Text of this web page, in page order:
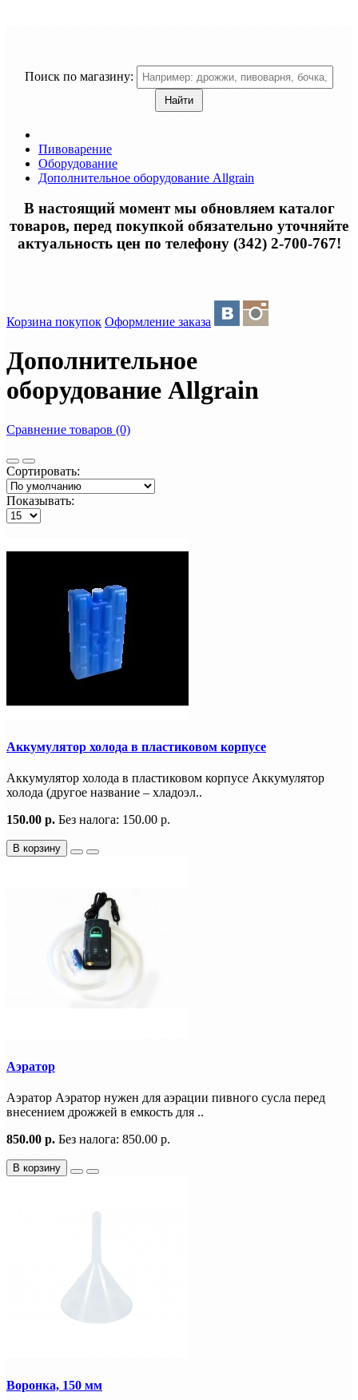
Поиск по магазину:
Пивоварение
Оборудование
Дополнительное оборудование Allgrain
В настоящий момент мы обновляем каталог
товаров, перед покупкой обязательно уточняйте
актуальность цен по телефону (342) 2-700-767!
Корзина покупок Оформление заказа
Дополнительное
оборудование Allgrain
Сравнение товаров (0)
Сортировать:
Показывать:
Аккумулятор холода в пластиковом корпусе
Аккумулятор холода в пластиковом корпусе Аккумулятор
холода (другое название – хладоэл..
150.00 р. Без налога: 150.00 р.
В корзину
Аэратор
Аэратор Аэратор нужен для аэрации пивного сусла перед
внесением дрожжей в емкость для ..
850.00 р. Без налога: 850.00 р.
В корзину
Воронка, 150 мм